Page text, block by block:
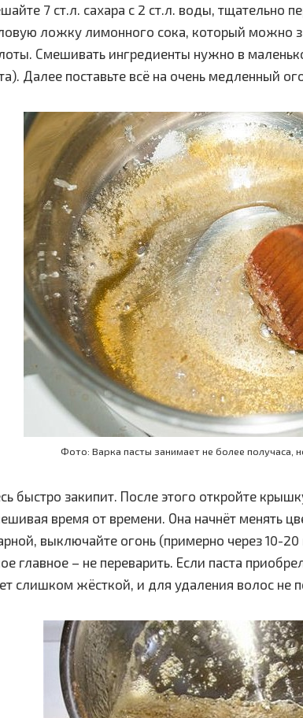
7 ст.л. сахара с 2 ст.л. воды, тщательно
ложку лимонного сока, который можно
Смешивать ингредиенты нужно в
Далее поставьте всё на очень медленный
Фото: Варка пасты занимает не более получаса,
быстро закипит. После этого откройте
время от времени. Она начнёт менять
выключайте огонь (примерно через 10-20
главное – не переварить. Если паста
слишком жёсткой, и для удаления волос не